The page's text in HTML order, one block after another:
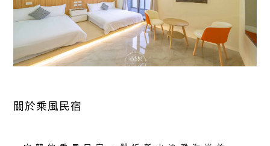
關於乘風民宿